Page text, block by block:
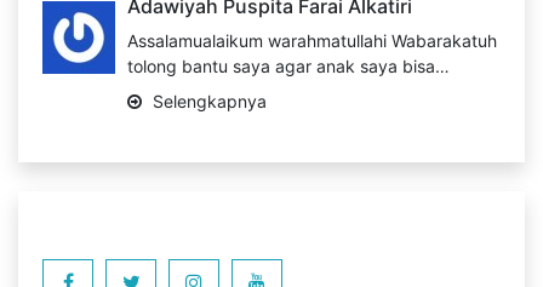
Adawiyah Puspita Farai Alkatiri
Assalamualaikum warahmatullahi Wabarakatuh
tolong bantu saya agar anak saya bisa…
Selengkapnya